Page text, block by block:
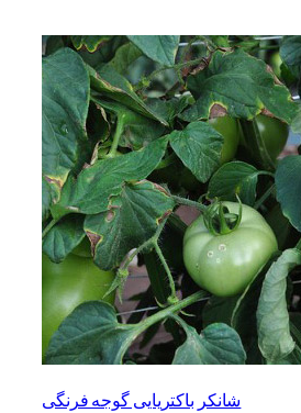
شانکر باکتریایی گوجه فرنگی